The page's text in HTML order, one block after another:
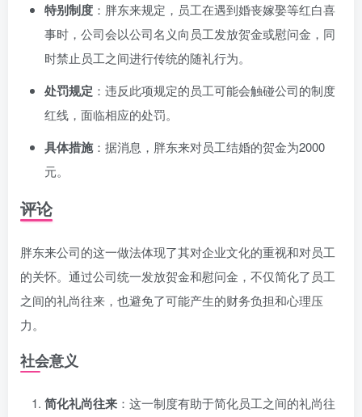
特别制度 ：胖东来规定，员工在遇到婚丧嫁娶等红白喜
事时，公司会以公司名义向员工发放贺金或慰问金，同
时禁止员工之间进行传统的随礼行为。
处罚规定 ：违反此项规定的员工可能会触碰公司的制度
红线，面临相应的处罚。
具体措施：据消息，胖东来对员工结婚的贺金为2000
元。
评论
胖东来公司的这一做法体现了其对企业文化的重视和对员工
的关怀。通过公司统一发放贺金和慰问金，不仅简化了员工
之间的礼尚往来，也避免了可能产生的财务负担和心理压
力。
社会意义
简化礼尚往来 ：这一制度有助于简化员工之间的礼尚往